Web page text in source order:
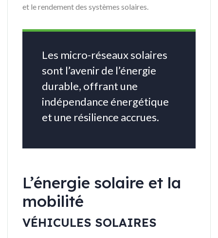
et le rendement des systèmes solaires.
Les micro-réseaux solaires
sont l’avenir de l’énergie
durable, offrant une
indépendance énergétique
et une résilience accrues.
L’énergie solaire et la
mobilité
VÉHICULES SOLAIRES